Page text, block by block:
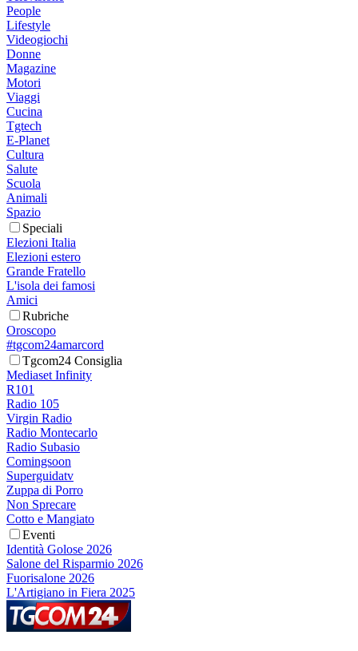
People
Lifestyle
Videogiochi
Donne
Magazine
Motori
Viaggi
Cucina
Tgtech
E-Planet
Cultura
Salute
Scuola
Animali
Spazio
Speciali
Elezioni Italia
Elezioni estero
Grande Fratello
L'isola dei famosi
Amici
Rubriche
Oroscopo
#tgcom24amarcord
Tgcom24 Consiglia
Mediaset Infinity
R101
Radio 105
Virgin Radio
Radio Montecarlo
Radio Subasio
Comingsoon
Superguidatv
Zuppa di Porro
Non Sprecare
Cotto e Mangiato
Eventi
Identità Golose 2026
Salone del Risparmio 2026
Fuorisalone 2026
L'Artigiano in Fiera 2025